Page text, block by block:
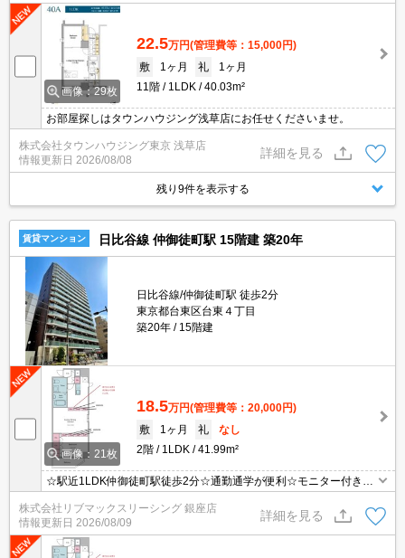
画像：29枚
22.5万円(管理費等：15,000円)
敷
1ヶ月 礼
1ヶ月
11階
1LDK 40.03m²
お部屋探しはタウンハウジング浅草店にお任せくださいませ。
株式会社タウンハウジング東京 浅草店
情報更新日 2026/08/08
詳細を見る
残り9件を表示する
賃貸マンション 日比谷線 仲御徒町駅 15階建 築20年
日比谷線/仲御徒町駅 徒歩2分
東京都台東区台東４丁目
築20年
15階建
画像：21枚
18.5万円(管理費等：20,000円)
敷
1ヶ月 礼
なし
2階
1LDK 41.99m²
☆駅近1LDK仲御徒町駅徒歩2分☆通勤通学が便利☆モニター付きイ
ンターホン・オートロックで設備充実☆
株式会社リブマックスリーシング 銀座店
情報更新日 2026/08/09
詳細を見る